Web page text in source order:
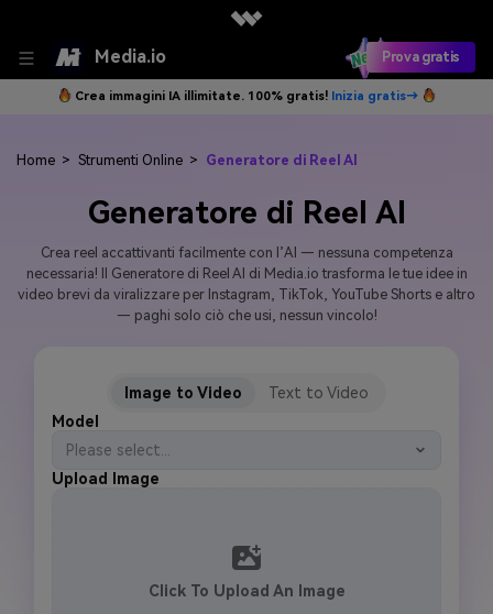
Media.io Prova gratis
Crea immagini IA illimitate. 100% gratis! Inizia gratis→
Home > Strumenti Online > Generatore di Reel AI
Generatore di Reel AI
Crea reel accattivanti facilmente con l’AI — nessuna competenza
necessaria! Il Generatore di Reel AI di Media.io trasforma le tue idee in
video brevi da viralizzare per Instagram, TikTok, YouTube Shorts e altro
— paghi solo ciò che usi, nessun vincolo!
Image to Video
Text to Video
Model
Please select...
Upload Image
Click To Upload An Image